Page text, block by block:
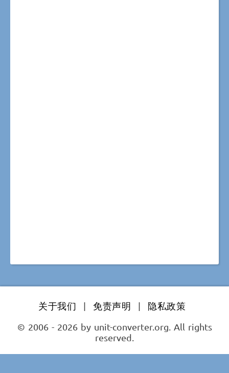
关于我们 | 免责声明 |
隐私政策
© 2006 - 2026 by unit-converter.org. All rights
reserved.